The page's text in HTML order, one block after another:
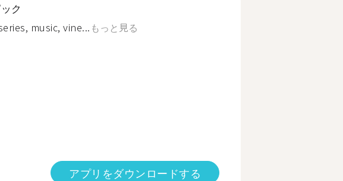
ク
music, vine... もっと見る
アプリをダウンロードする